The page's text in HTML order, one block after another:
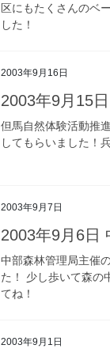
区にもたくさんのベ
した！
2003年9月16日
2003年9月15
但馬自然体験活動推
してもらいました！
2003年9月7日
2003年9月6日
中部森林管理局主催
た！ 少し歩いて森の
てね！
2003年9月1日